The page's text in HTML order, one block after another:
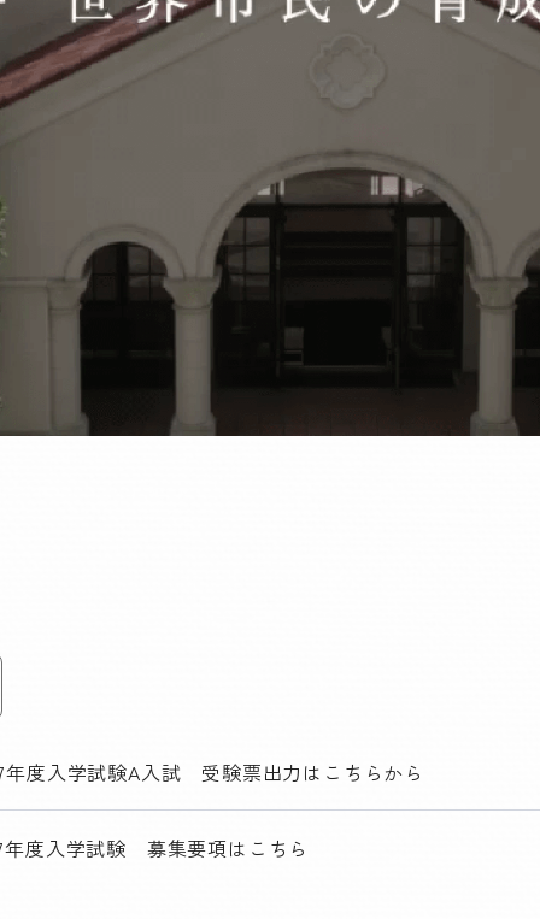
年度入学試験A入試 受験票出力はこちらから
年度入学試験 募集要項はこちら